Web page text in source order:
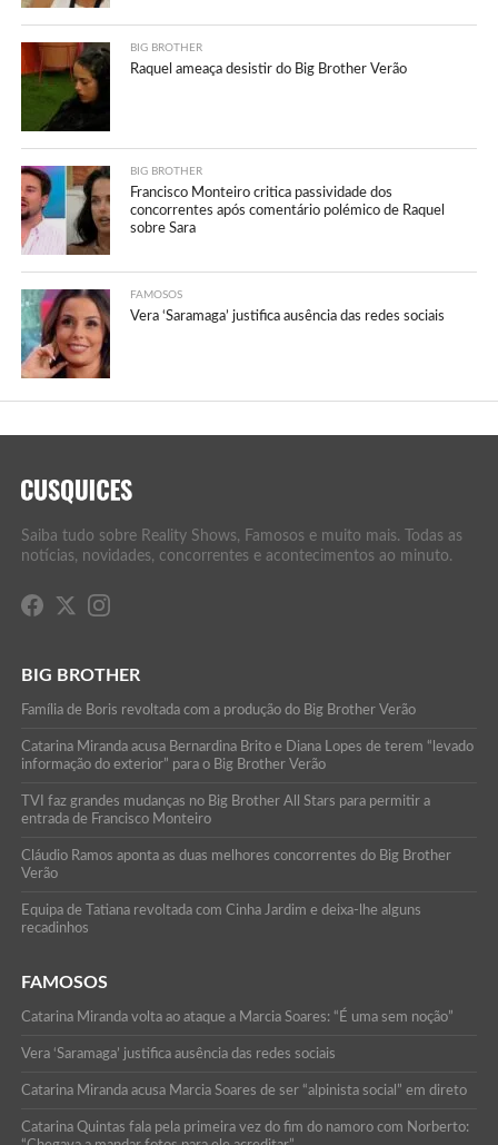
BIG BROTHER
Raquel ameaça desistir do Big Brother Verão
BIG BROTHER
Francisco Monteiro critica passividade dos
concorrentes após comentário polémico de Raquel
sobre Sara
FAMOSOS
Vera ‘Saramaga’ justifica ausência das redes sociais
Saiba tudo sobre Reality Shows, Famosos e muito mais. Todas as
notícias, novidades, concorrentes e acontecimentos ao minuto.
BIG BROTHER
Família de Boris revoltada com a produção do Big Brother Verão
Catarina Miranda acusa Bernardina Brito e Diana Lopes de terem “levado
informação do exterior” para o Big Brother Verão
TVI faz grandes mudanças no Big Brother All Stars para permitir a
entrada de Francisco Monteiro
Cláudio Ramos aponta as duas melhores concorrentes do Big Brother
Verão
Equipa de Tatiana revoltada com Cinha Jardim e deixa-lhe alguns
recadinhos
FAMOSOS
Catarina Miranda volta ao ataque a Marcia Soares: “É uma sem noção”
Vera ‘Saramaga’ justifica ausência das redes sociais
Catarina Miranda acusa Marcia Soares de ser “alpinista social” em direto
Catarina Quintas fala pela primeira vez do fim do namoro com Norberto: